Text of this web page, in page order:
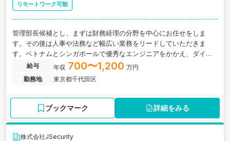
リモートワーク可能
管理部長候補とし、まずは財務経理の分野を中心にお任せをしま
す。その後は人事や法務など幅広い業務をリードしていただきま
す。ベトナムとシンガポールで優秀なエンジニアをかかえ、ダイレ
クトマッチグサービスで成長を遂げるIPO準備企業！
給与 年収 700〜1,200 万円
勤務地
東京都千代田区
ブックマーク 詳細をみる
株式会社JSecurity